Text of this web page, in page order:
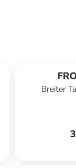
Breiter